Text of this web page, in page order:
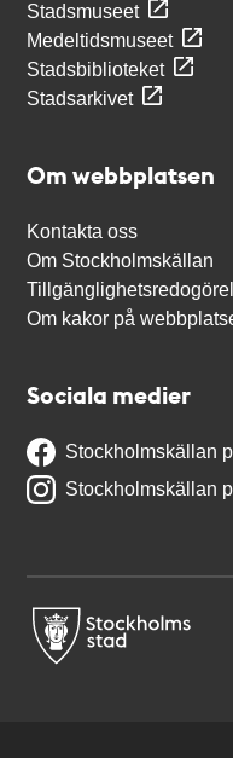
Stadsmuseet
Medeltidsmuseet
Stadsbiblioteket
Stadsarkivet
Om webbplatsen
Kontakta oss
Om Stockholmskällan
Om kakor på
Sociala medier
Stockholmskällan
Stockholmskällan